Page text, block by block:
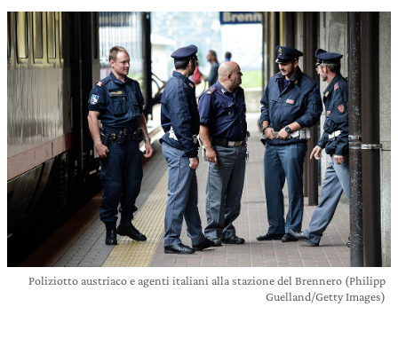
Poliziotto austriaco e agenti italiani alla stazione del Brennero (Philipp
Guelland/Getty Images)